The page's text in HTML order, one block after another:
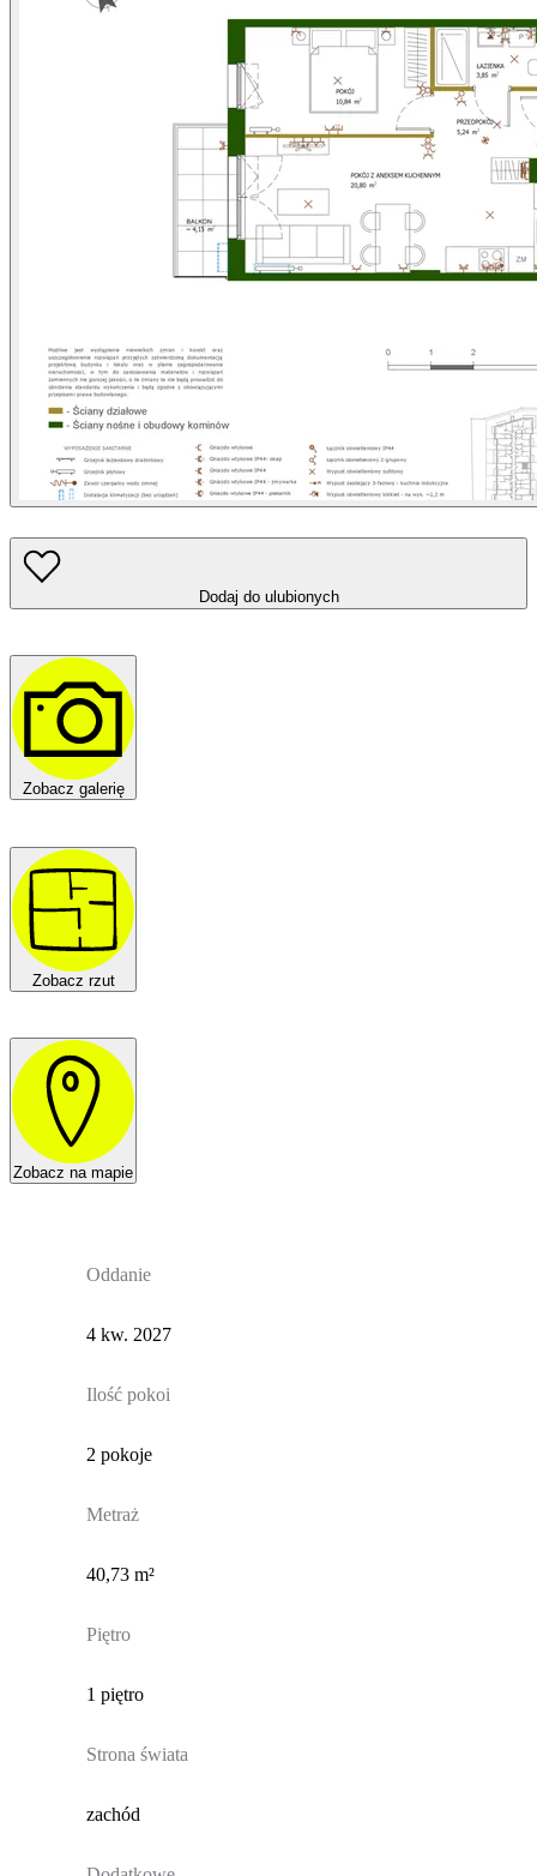
Dodaj do ulubionych
Zobacz galerię
Zobacz rzut
Zobacz na mapie
Oddanie
4 kw. 2027
Ilość pokoi
2 pokoje
Metraż
40,73 m²
Piętro
1 piętro
Strona świata
zachód